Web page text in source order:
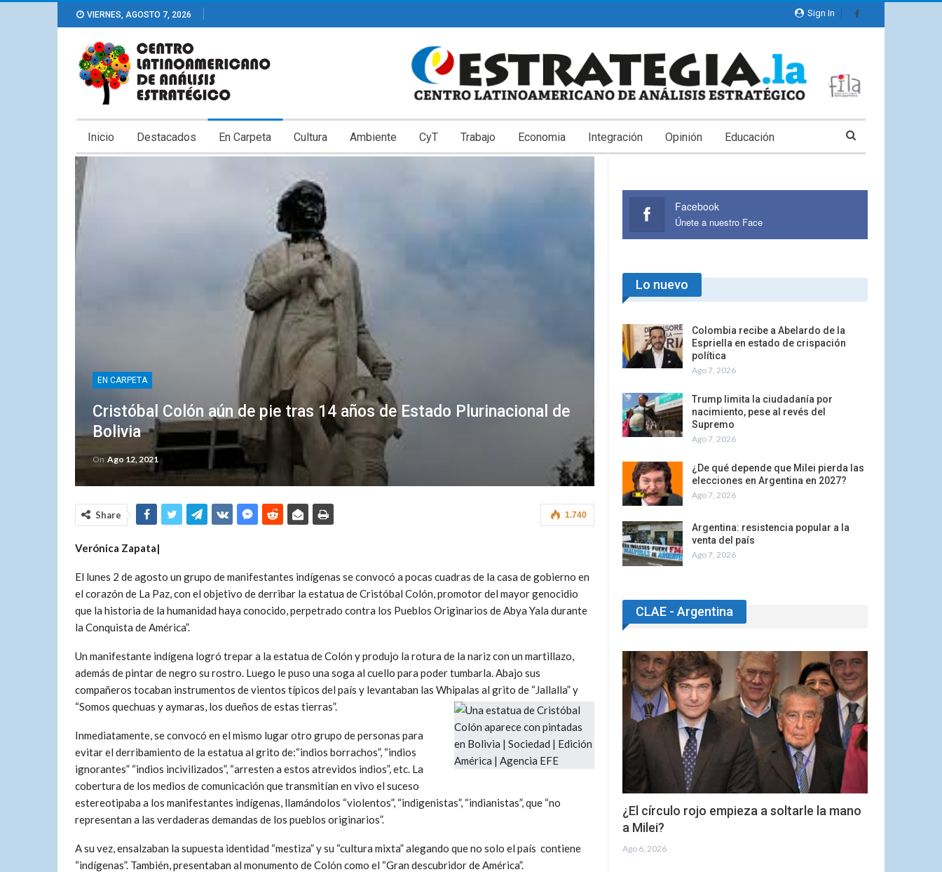
Sign In
VIERNES, AGOSTO 7, 2026
Inicio Destacados En Carpeta Cultura Ambiente CyT Trabajo Economia Integración Opinión Educación
EN CARPETA
Cristóbal Colón aún de pie tras 14 años de Estado Plurinacional de
Bolivia
On Ago 12, 2021
1.740
Share
Verónica Zapata|
El lunes 2 de agosto un grupo de manifestantes indígenas se convocó a pocas cuadras de la casa de gobierno en
el corazón de La Paz, con el objetivo de derribar la estatua de Cristóbal Colón, promotor del mayor genocidio
que la historia de la humanidad haya conocido, perpetrado contra los Pueblos Originarios de Abya Yala durante
la Conquista de América”.
Un manifestante indígena logró trepar a la estatua de Colón y produjo la rotura de la nariz con un martillazo,
además de pintar de negro su rostro. Luego le puso una soga al cuello para poder tumbarla. Abajo sus
compañeros tocaban instrumentos de vientos típicos del país y levantaban las Whipalas al grito de “Jallalla” y
“Somos quechuas y aymaras, los dueños de estas tierras”.
Inmediatamente, se convocó en el mismo lugar otro grupo de personas para
evitar el derribamiento de la estatua al grito de:“indios borrachos”, “indios
ignorantes” “indios incivilizados”, “arresten a estos atrevidos indios”, etc. La
cobertura de los medios de comunicación que transmitían en vivo el suceso
estereotipaba a los manifestantes indígenas, llamándolos “violentos”, “indigenistas”, “indianistas”, que “no
representan a las verdaderas demandas de los pueblos originarios”.
A su vez, ensalzaban la supuesta identidad “mestiza” y su “cultura mixta” alegando que no solo el país contiene
“indígenas”. También, presentaban al monumento de Colón como el “Gran descubridor de América”.
Facebook
Únete a nuestro Face
Lo nuevo
Colombia recibe a Abelardo de la
Espriella en estado de crispación
política
Ago 7, 2026
Trump limita la ciudadanía por
nacimiento, pese al revés del
Supremo
Ago 7, 2026
¿De qué depende que Milei pierda las
elecciones en Argentina en 2027?
Ago 7, 2026
Argentina: resistencia popular a la
venta del país
Ago 7, 2026
CLAE - Argentina
¿El círculo rojo empieza a soltarle la mano
a Milei?
Ago 6, 2026